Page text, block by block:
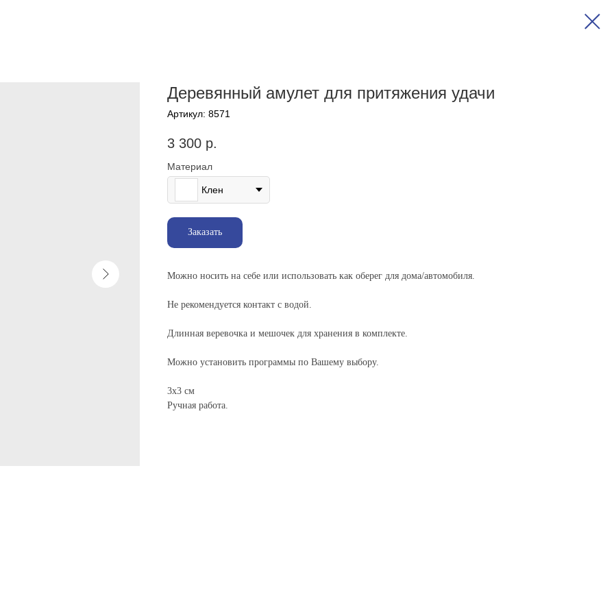
Деревянный амулет для притяжения удачи
Артикул: 8571
3 300 р.
Материал
Клен
Заказать
Можно носить на себе или использовать как оберег для дома/автомобиля.
Не рекомендуется контакт с водой.
Длинная веревочка и мешочек для хранения в комплекте.
Можно установить программы по Вашему выбору.
3х3 см
Ручная работа.